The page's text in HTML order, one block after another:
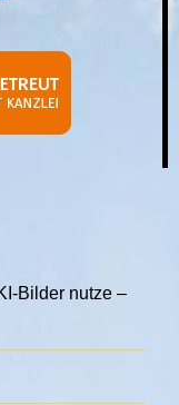
Bilder nutze –